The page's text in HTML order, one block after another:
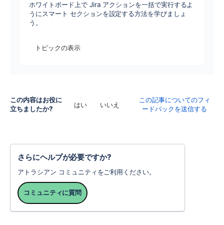
ホワイトボード上で Jira アクションを一括で実行するよ
うにスマート セクションを設定する方法を学びましょ
う。
トピックの表示
この内容はお役に
立ちましたか?
はい いいえ
この記事についてのフィ
ードバックを送信する
さらにヘルプが必要ですか?
アトラシアン コミュニティをご利用ください。
コミュニティに質問